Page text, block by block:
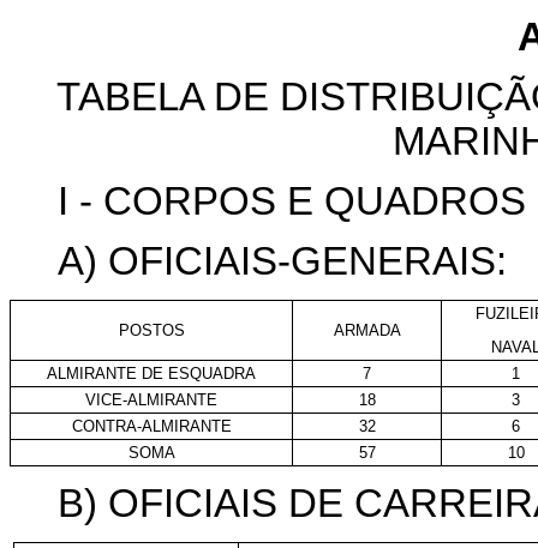
TABELA DE
I - CORPOS E
A) OFICIAIS-GENERAIS:
POSTOS ARMADA
ALMIRANTE DE ESQUADRA
7
1
VICE-ALMIRANTE
18
3
CONTRA-ALMIRANTE
32
6
SOMA
57 10
B) OFICIAIS DE